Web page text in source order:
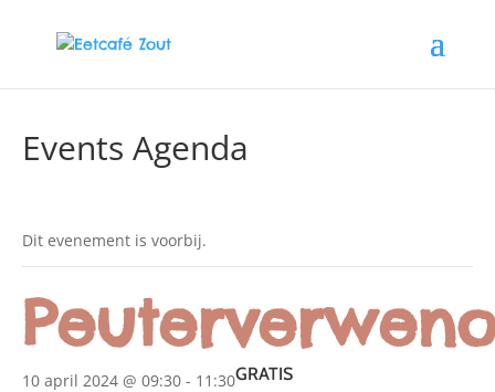
Events Agenda
Dit evenement is voorbij.
10 april 2024 @ 09:30 - 11:30GRATIS